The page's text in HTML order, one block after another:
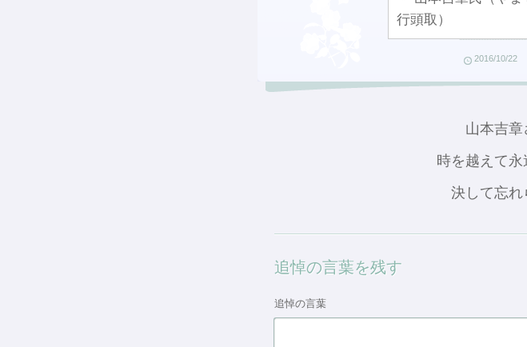
行頭取）
2016/10/22
山本吉章
時を越えて
決して忘れ
追悼の言葉を残す
追悼の言葉